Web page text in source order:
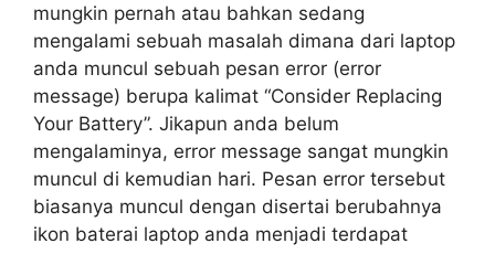
mungkin pernah atau bahkan sedang
mengalami sebuah masalah dimana dari laptop
anda muncul sebuah pesan error (error
message) berupa kalimat “Consider Replacing
Your Battery”. Jikapun anda belum
mengalaminya, error message sangat mungkin
muncul di kemudian hari. Pesan error tersebut
biasanya muncul dengan disertai berubahnya
ikon baterai laptop anda menjadi terdapat